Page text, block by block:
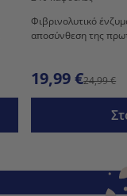
Φιβρινολυτικό
αποσύνθεση της
19,99 €24,99 €